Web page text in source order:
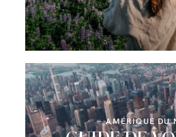
AMÉRIQUE DU